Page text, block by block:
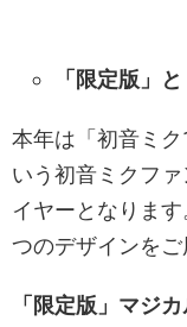
「限定版」
本年は「初音ミ
いう初音ミクフ
イヤーとなりま
つのデザインをご
「限定版」マジ